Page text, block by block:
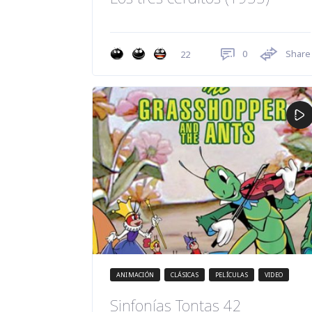
22 0 Share
ANIMACIÓN CLÁSICAS PELÍCULAS VIDEO
Sinfonías Tontas 42